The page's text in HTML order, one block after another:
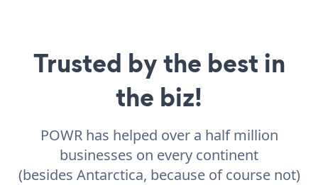
Trusted by the best in
the biz!
POWR has helped over a half million
businesses on every continent
(besides Antarctica, because of course not)